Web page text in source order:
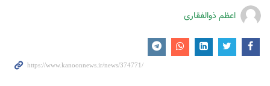
اعظم ذوالفقاری